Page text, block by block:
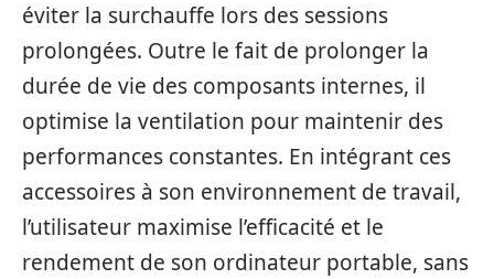
éviter la surchauffe lors des sessions
prolongées. Outre le fait de prolonger la
durée de vie des composants internes, il
optimise la ventilation pour maintenir des
performances constantes. En intégrant ces
accessoires à son environnement de travail,
l’utilisateur maximise l’efficacité et le
rendement de son ordinateur portable, sans